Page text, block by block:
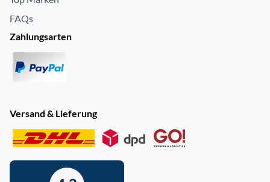
FAQs
Zahlungsarten
Versand & Lieferung